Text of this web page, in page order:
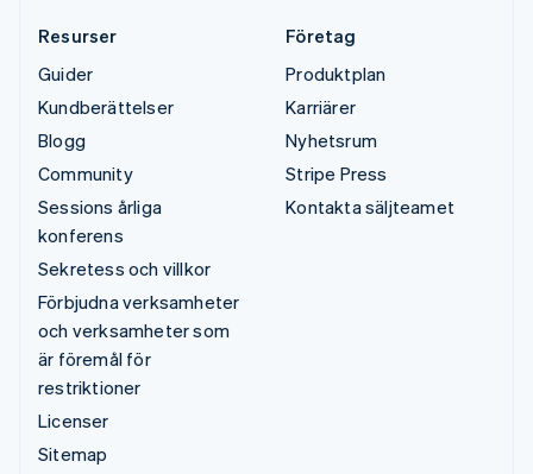
Resurser
Guider
Kundberättelser
Blogg
Community
Sessions årliga
konferens
Sekretess och villkor
Förbjudna verksamheter
och verksamheter som
är föremål för
restriktioner
Licenser
Sitemap
Företag
Produktplan
Karriärer
Nyhetsrum
Stripe Press
Kontakta säljteamet